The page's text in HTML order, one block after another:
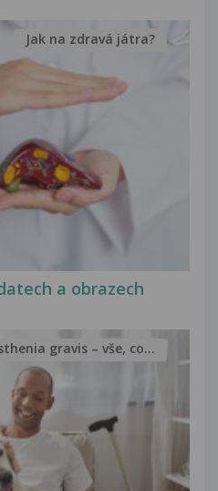
a obrazech
Jak na zdravá játra?
gravis – vše, co...